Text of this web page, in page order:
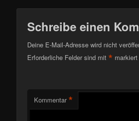
Schreibe einen
Deine E-Mail-Adresse wird nicht
Erforderliche Felder sind mit* markiert
Kommentar *